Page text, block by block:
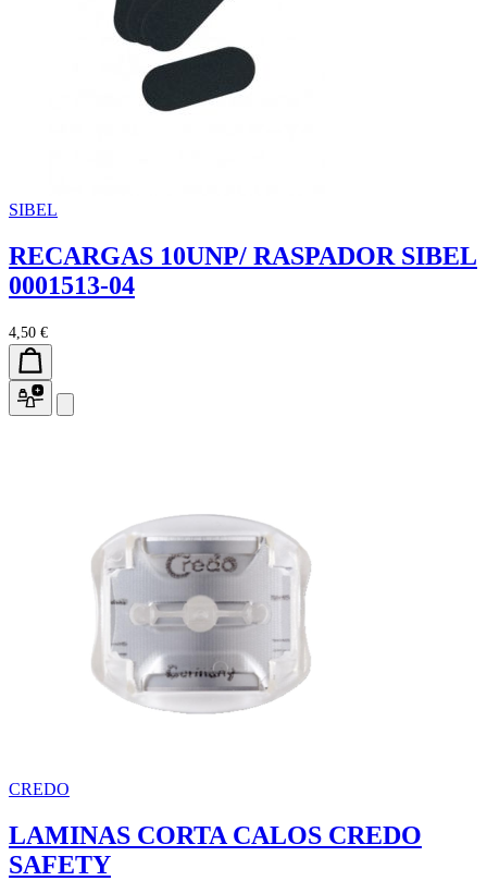
SIBEL
RECARGAS 10UNP/ RASPADOR SIBEL
0001513-04
4,50 €
CREDO
LAMINAS CORTA CALOS CREDO
SAFETY